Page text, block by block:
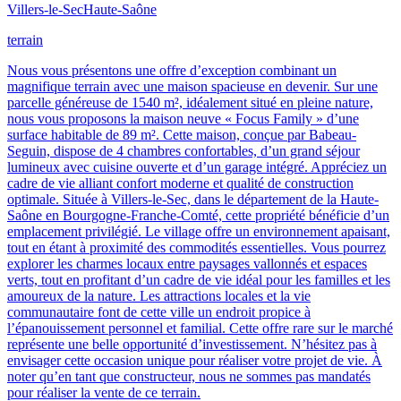
Villers-le-SecHaute-Saône
terrain
Nous vous présentons une offre d’exception combinant un
magnifique terrain avec une maison spacieuse en devenir. Sur une
parcelle généreuse de 1540 m², idéalement situé en pleine nature,
nous vous proposons la maison neuve « Focus Family » d’une
surface habitable de 89 m². Cette maison, conçue par Babeau-
Seguin, dispose de 4 chambres confortables, d’un grand séjour
lumineux avec cuisine ouverte et d’un garage intégré. Appréciez un
cadre de vie alliant confort moderne et qualité de construction
optimale. Située à Villers-le-Sec, dans le département de la Haute-
Saône en Bourgogne-Franche-Comté, cette propriété bénéficie d’un
emplacement privilégié. Le village offre un environnement apaisant,
tout en étant à proximité des commodités essentielles. Vous pourrez
explorer les charmes locaux entre paysages vallonnés et espaces
verts, tout en profitant d’un cadre de vie idéal pour les familles et les
amoureux de la nature. Les attractions locales et la vie
communautaire font de cette ville un endroit propice à
l’épanouissement personnel et familial. Cette offre rare sur le marché
représente une belle opportunité d’investissement. N’hésitez pas à
envisager cette occasion unique pour réaliser votre projet de vie. À
noter qu’en tant que constructeur, nous ne sommes pas mandatés
pour réaliser la vente de ce terrain.